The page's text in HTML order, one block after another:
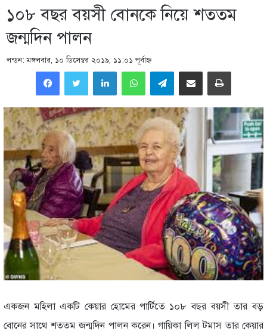
১০৮ বছর বয়সী বোন‌কে নি‌য়ে শততম
জন্ম‌দিন পালন
লন্ডন: মঙ্গলবার, ১০ ডিসেম্বর ২০১৯, ১১:০১ পূর্বাহ্ণ
LinkedInWhatsAppTelegramShare via Email Print
একজন ম‌হিলা এক‌টি কেয়ার হো‌মের পা‌র্টি‌তে ১০৮ বছর বয়সী তার বড়
বো‌নের সা‌থে শততম জন্ম‌দিন পালন ক‌রেন। গা‌য়িকা লিল টমাস তার কেয়ার